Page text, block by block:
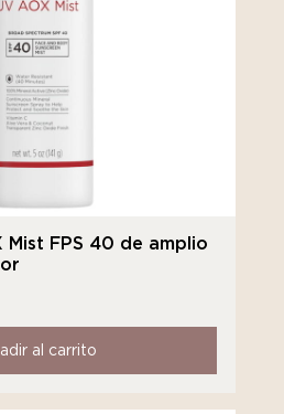
Mist FPS 40 de amplio
al carrito